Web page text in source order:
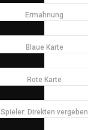
Ermahnung
Blaue Karte
Rote Karte
Spieler: Direkten vergeben